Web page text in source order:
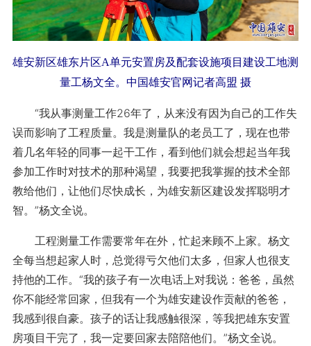
雄安新区雄东片区A单元安置房及配套设施项目建设工地测
量工杨文全。中国雄安官网记者高盟 摄
“我从事测量工作26年了，从来没有因为自己的工作失
误而影响了工程质量。我是测量队的老员工了，现在也带
着几名年轻的同事一起干工作，看到他们就会想起当年我
参加工作时对技术的那种渴望，我要把我掌握的技术全部
教给他们，让他们尽快成长，为雄安新区建设发挥聪明才
智。”杨文全说。
工程测量工作需要常年在外，忙起来顾不上家。杨文
全每当想起家人时，总觉得亏欠他们太多，但家人也很支
持他的工作。“我的孩子有一次电话上对我说：爸爸，虽然
你不能经常回家，但我有一个为雄安建设作贡献的爸爸，
我感到很自豪。孩子的话让我感触很深，等我把雄东安置
房项目干完了，我一定要回家去陪陪他们。”杨文全说。